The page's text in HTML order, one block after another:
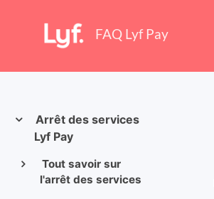
FAQ Lyf Pay
Arrêt des services
Lyf Pay
Tout savoir sur
l'arrêt des services